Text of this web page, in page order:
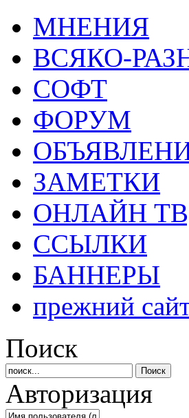
МНЕНИЯ
ВСЯКО-
СОФТ
ФОРУМ
ЗАМЕТКИ
ОНЛАЙН
ССЫЛКИ
БАННЕРЫ
прежний
Поиск
Авторизация